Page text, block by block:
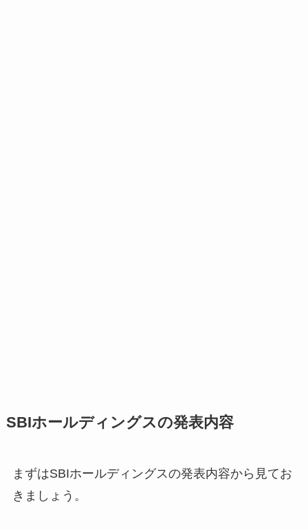
SBIホールディングスの発表内容
まずはSBIホールディングスの発表内容から見てお
きましょう。